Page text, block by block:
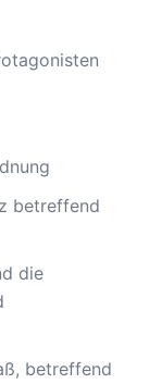
betreffend
die
betreffend